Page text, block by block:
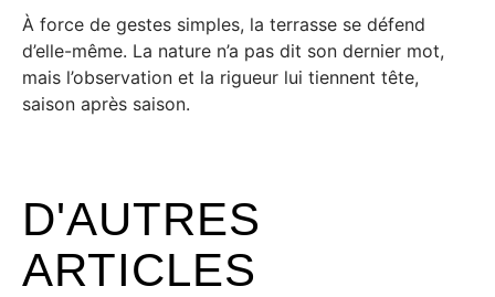
À force de gestes simples, la terrasse se défend
d’elle-même. La nature n’a pas dit son dernier mot,
mais l’observation et la rigueur lui tiennent tête,
saison après saison.
D'AUTRES
ARTICLES